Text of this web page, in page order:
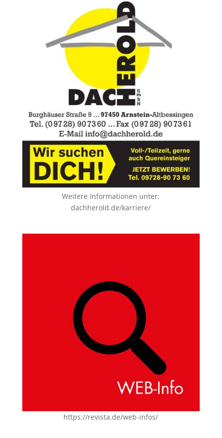
Weitere Informationen unter:
dachherold.de/karriere/
https://revista.de/web-infos/